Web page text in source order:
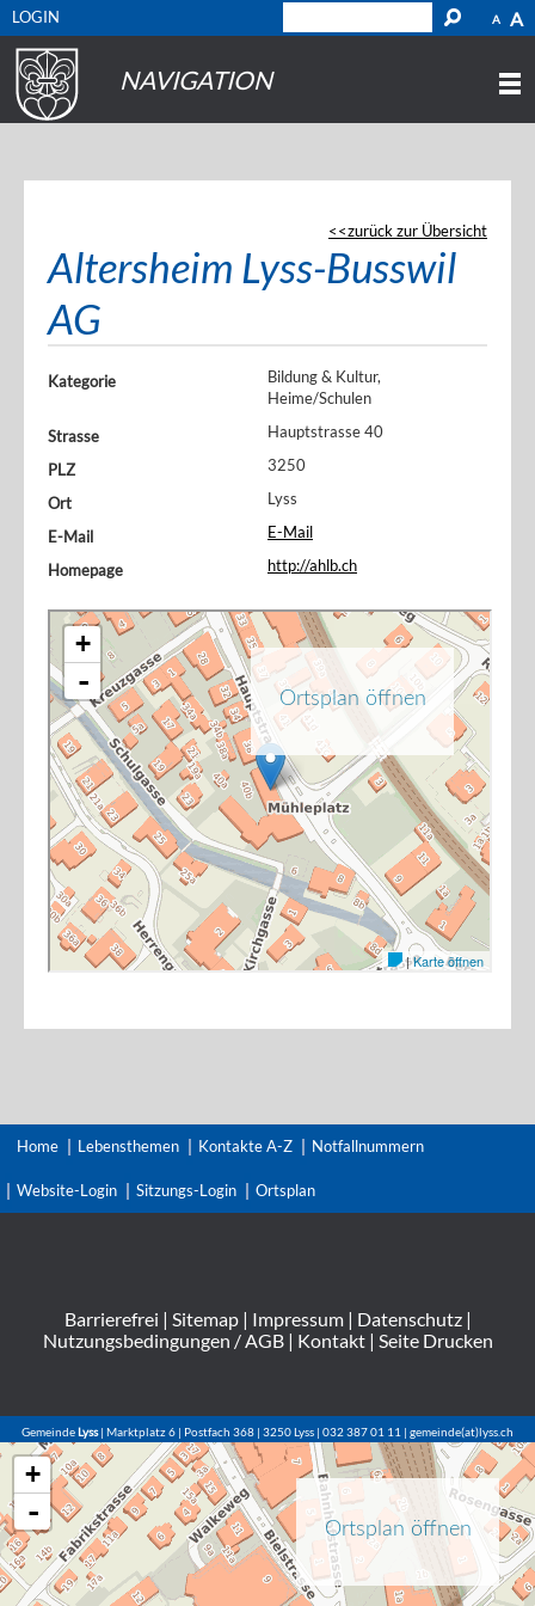
A A
LOGIN
NAVIGATION
zurück zur Übersicht
Altersheim Lyss-Busswil
AG
Kategorie
Bildung & Kultur,
Heime/Schulen
Strasse
Hauptstrasse 40
PLZ
3250
Ort
Lyss
E-Mail
E-Mail
Homepage
http://ahlb.ch
Home Lebensthemen Kontakte A-Z Notfallnummern
Website-Login Sitzungs-Login Ortsplan
Barrierefrei | Sitemap| Impressum| Datenschutz|
Nutzungsbedingungen / AGB| Kontakt| Seite Drucken
GemeindeLyss| Marktplatz 6 | Postfach 368 | 3250 Lyss | 032 387 01 11 | gemeinde(at)lyss.ch